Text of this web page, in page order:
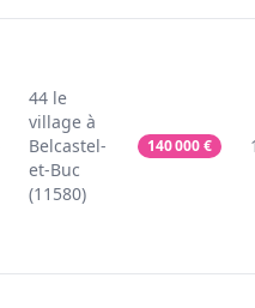
44 le
village à
Belcastel-
et-Buc
(11580)
140 000€